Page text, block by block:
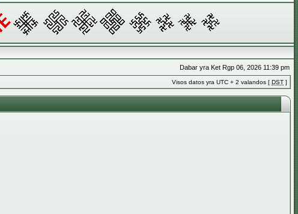
Dabar yra Ket Rgp 06, 2026 11:39 pm
Visos datos yra UTC + 2 valandos [ DST ]